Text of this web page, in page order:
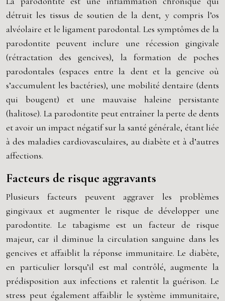
détruit les tissus de soutien de la dent, y compris l’os
alvéolaire et le ligament parodontal. Les symptômes de la
parodontite peuvent inclure une récession gingivale
(rétractation des gencives), la formation de poches
parodontales (espaces entre la dent et la gencive où
s’accumulent les bactéries), une mobilité dentaire (dents
qui bougent) et une mauvaise haleine persistante
(halitose). La parodontite peut entraîner la perte de dents
et avoir un impact négatif sur la santé générale, étant liée
à des maladies cardiovasculaires, au diabète et à d’autres
affections.
Facteurs de risque aggravants
Plusieurs facteurs peuvent aggraver les problèmes
gingivaux et augmenter le risque de développer une
parodontite. Le tabagisme est un facteur de risque
majeur, car il diminue la circulation sanguine dans les
gencives et affaiblit la réponse immunitaire. Le diabète,
en particulier lorsqu’il est mal contrôlé, augmente la
prédisposition aux infections et ralentit la guérison. Le
stress peut également affaiblir le système immunitaire,